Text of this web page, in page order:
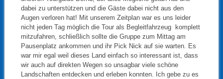
dabei zu unterstützen und die Gäste dabei nicht aus den
Augen verloren hat! Mit unserem Zeitplan war es uns leider
nicht jeden Tag möglich die Tour als Begleitfahrzeug komplett
mitzufahren, schließlich sollte die Gruppe zum Mittag am
Pausenplatz ankommen und ihr Pick Nick auf sie warten. Es
war mir egal weil dieses Land einfach so interessant ist, dass
wir auch auf direkten Wegen so unsagbar viele schöne
Landschaften entdecken und erleben konnten. Ich gebe zu es